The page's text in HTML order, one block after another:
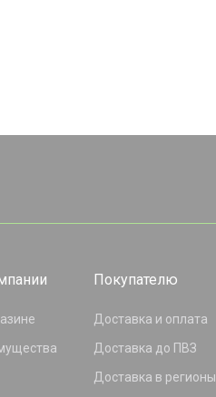
Покупателю
Доставка и оплата
Доставка до ПВЗ
Доставка в регионы